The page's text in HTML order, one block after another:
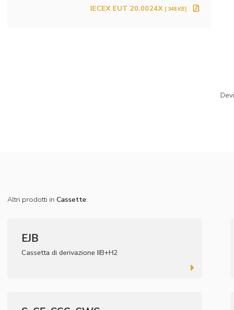
IECEX EUT 20.0024X[ 348 KB]
Devi
Altri prodotti in Cassette:
EJB
Cassetta di derivazione IIB+H2